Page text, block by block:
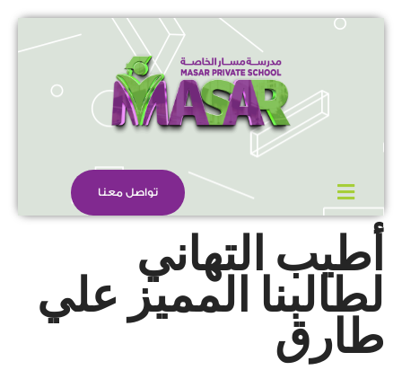
تواصل معنا
أطيب التهاني
لطالبنا المميز علي
طارق